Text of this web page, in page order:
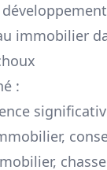
immobilier
: